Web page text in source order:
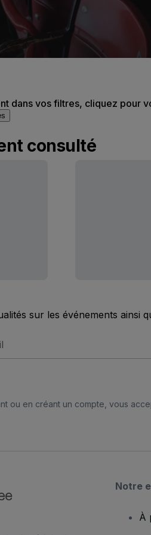
dans vos filtres, cliquez pour
consulté
sur les événements ainsi
ou en créant un compte, vous
Notre
À